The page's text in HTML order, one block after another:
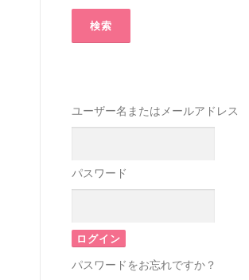
ユーザー名またはメールアドレス
パスワード
パスワードをお忘れですか？